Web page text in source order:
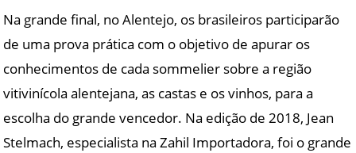
Na grande final, no Alentejo, os brasileiros participarão
de uma prova prática com o objetivo de apurar os
conhecimentos de cada sommelier sobre a região
vitivinícola alentejana, as castas e os vinhos, para a
escolha do grande vencedor. Na edição de 2018, Jean
Stelmach, especialista na Zahil Importadora, foi o grande